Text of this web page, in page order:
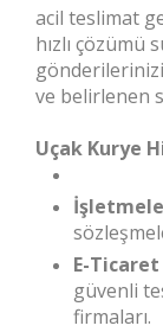
acil teslimat
hızlı çözümü
ve belirlenen
Uçak Kurye
E-
güvenli
firmaları.